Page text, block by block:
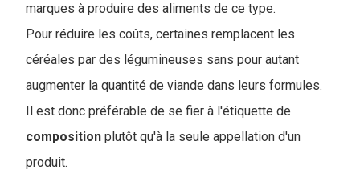
marques à produire des aliments de ce type.
Pour réduire les coûts, certaines remplacent les
céréales par des légumineuses sans pour autant
augmenter la quantité de viande dans leurs formules.
Il est donc préférable de se fier à l'étiquette de
composition plutôt qu'à la seule appellation d'un
produit.